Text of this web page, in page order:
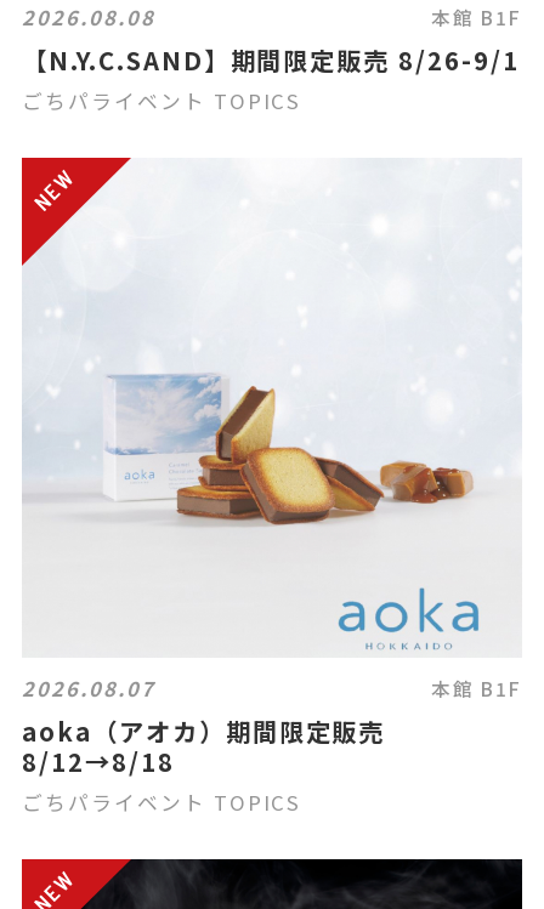
2026.08.08 本館 B1F
【N.Y.C.SAND】期間限定販売 8/26-9/1
ごちパライベント TOPICS
2026.08.07 本館 B1F
aoka（アオカ）期間限定販売
8/12→8/18
ごちパライベント TOPICS